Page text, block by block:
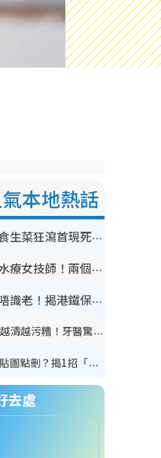
本地熱話
奪命寄生蟲｜食生菜狂瀉首現死者！疫潮惡化錄1.8萬宗病例 揭洗菜3大謬誤
銀行高層戀上水療女技師！兩個月借128萬驚覺「沉船」沉落火海 揭背後疑似邪教操控賣淫
內地客歎港人唔識老！揭港鐵保鮮級冷氣 港人求放過：咪投訴
牙線棒亂用隨時越清越污糟！牙醫驚揭盲目過戶細菌恐致蛀牙：呢種先係日常真保養
WhatsApp預設貼圖點刪？揭1招「反向操作」還原簡潔介面 附3步實測教學
去處